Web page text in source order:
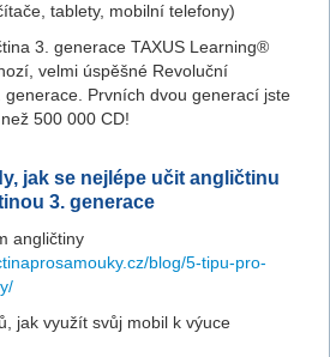
tablety, mobilní telefony)
3. generace TAXUS Learning®
velmi úspěšné Revoluční
generace. Prvních dvou generací jste
500 000 CD!
jak se nejlépe učit angličtinu
3. generace
angličtiny
blog/5-tipu-pro-
jak využít svůj mobil k výuce